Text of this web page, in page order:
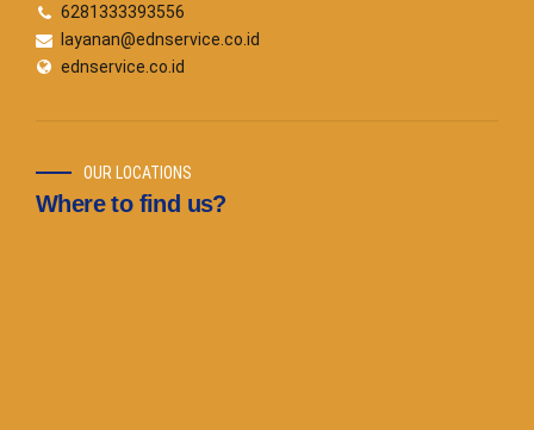
6281333393556
layanan@ednservice.co.id
ednservice.co.id
OUR LOCATIONS
Where to find us?